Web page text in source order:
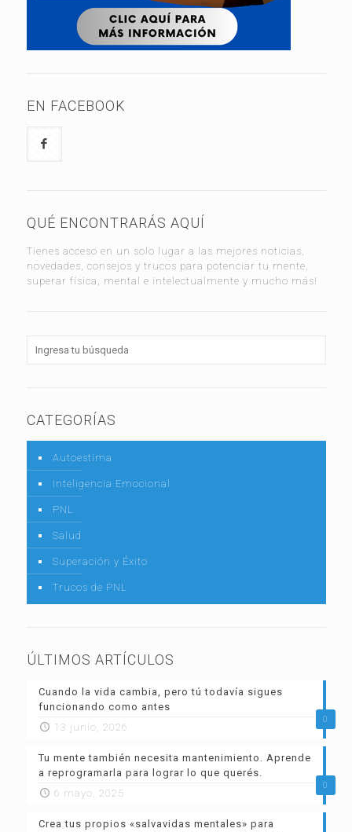
EN FACEBOOK
QUÉ ENCONTRARÁS AQUÍ
Tienes acceso en un solo lugar a las mejores noticias,
novedades, consejos y trucos para potenciar tu mente,
superar física, mental e intelectualmente y mucho más!
CATEGORÍAS
Autoestima
Inteligencia Emocional
PNL
Salud
Superación y Éxito
Trucos de PNL
ÚLTIMOS ARTÍCULOS
0
Cuando la vida cambia, pero tú todavía sigues
funcionando como antes
13 junio, 2026
0
Tu mente también necesita mantenimiento. Aprende
a reprogramarla para lograr lo que querés.
6 mayo, 2025
Crea tus propios «salvavidas mentales» para